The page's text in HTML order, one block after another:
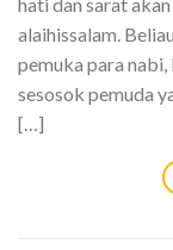
alaihissalam.
pemuka para
sesosok pemuda
[…]